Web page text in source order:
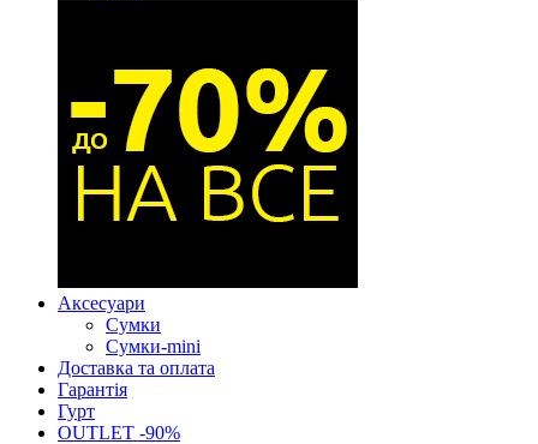
Аксесуари
Сумки
Сумки-mini
Доставка та оплата
Гарантія
Гурт
OUTLET -90%